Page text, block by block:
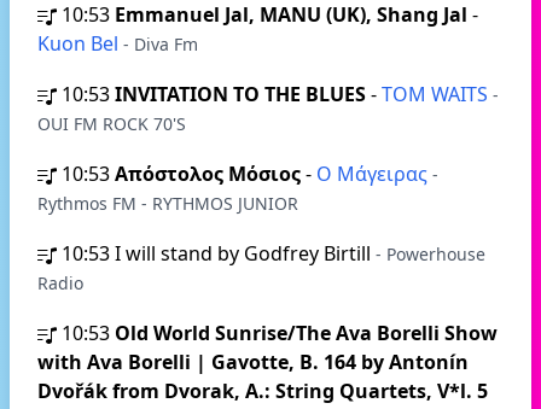
10:53 Emmanuel Jal, MANU (UK), Shang Jal -
Kuon Bel - Diva Fm
10:53INVITATION TO THE BLUES-TOM WAITS -
OUI FM ROCK 70'S
10:53Απόστολος Μόσιος- Ο Μάγειρας -
Rythmos FM - RYTHMOS JUNIOR
10:53I will stand by Godfrey Birtill - Powerhouse
Radio
10:53 Old World Sunrise/The Ava Borelli Show
with Ava Borelli | Gavotte, B. 164 by Antonín
Dvořák from Dvorak, A.: String Quartets, V*l. 5